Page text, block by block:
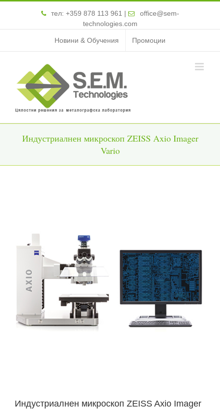
тел: +359 878 113 961 |
office@sem-
technologies.com
Новини & Обучения Промоции
Индустриалнен микроскоп ZEISS Axio Imager
Vario
Индустриалнен микроскоп ZEISS Axio Imager